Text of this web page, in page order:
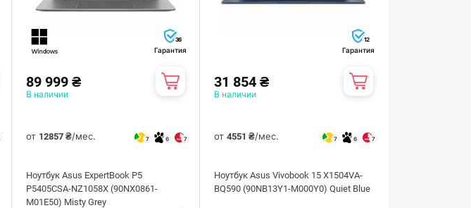
36
Гарантия
89 999 ₴
В наличии
от 12857 ₴/мес. 7 6 7
Ноутбук Asus ExpertBook P5
P5405CSA-NZ1058X (90NX0861-
M01E50) Misty Grey
12
Гарантия
31 854 ₴
В наличии
от4551 ₴/мес. 7 6 7
Ноутбук Asus Vivobook 15 X1504VA-
BQ590 (90NB13Y1-M000Y0) Quiet Blue